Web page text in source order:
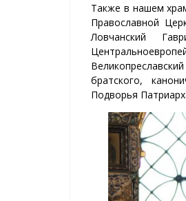
Также в нашем
Православной
Ловчанский
братского,
Подворья